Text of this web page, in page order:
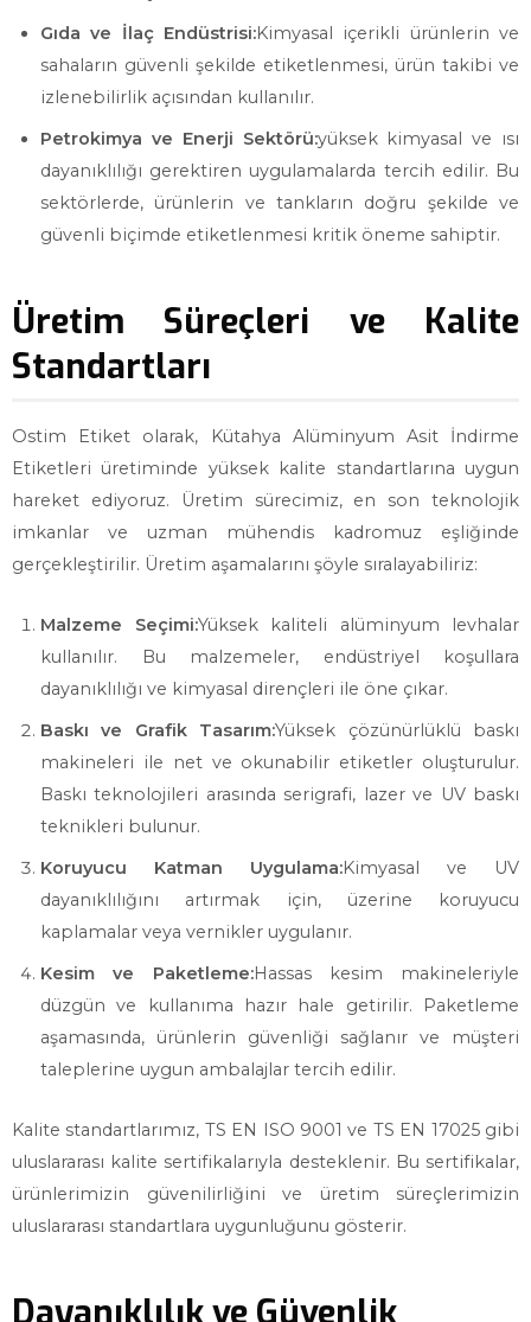
Gıda ve İlaç Endüstrisi:Kimyasal içerikli ürünlerin ve
sahaların güvenli şekilde etiketlenmesi, ürün takibi ve
izlenebilirlik açısından kullanılır.
Petrokimya ve Enerji Sektörü:yüksek kimyasal ve ısı
dayanıklılığı gerektiren uygulamalarda tercih edilir. Bu
sektörlerde, ürünlerin ve tankların doğru şekilde ve
güvenli biçimde etiketlenmesi kritik öneme sahiptir.
Üretim Süreçleri ve Kalite
Standartları
Ostim Etiket olarak, Kütahya Alüminyum Asit İndirme
Etiketleri üretiminde yüksek kalite standartlarına uygun
hareket ediyoruz. Üretim sürecimiz, en son teknolojik
imkanlar ve uzman mühendis kadromuz eşliğinde
gerçekleştirilir. Üretim aşamalarını şöyle sıralayabiliriz:
Malzeme Seçimi:Yüksek kaliteli alüminyum levhalar
kullanılır. Bu malzemeler, endüstriyel koşullara
dayanıklılığı ve kimyasal dirençleri ile öne çıkar.
Baskı ve Grafik Tasarım:Yüksek çözünürlüklü baskı
makineleri ile net ve okunabilir etiketler oluşturulur.
Baskı teknolojileri arasında serigrafi, lazer ve UV baskı
teknikleri bulunur.
Koruyucu Katman Uygulama:Kimyasal ve UV
dayanıklılığını artırmak için, üzerine koruyucu
kaplamalar veya vernikler uygulanır.
Kesim ve Paketleme:Hassas kesim makineleriyle
düzgün ve kullanıma hazır hale getirilir. Paketleme
aşamasında, ürünlerin güvenliği sağlanır ve müşteri
taleplerine uygun ambalajlar tercih edilir.
Kalite standartlarımız, TS EN ISO 9001 ve TS EN 17025 gibi
uluslararası kalite sertifikalarıyla desteklenir. Bu sertifikalar,
ürünlerimizin güvenilirliğini ve üretim süreçlerimizin
uluslararası standartlara uygunluğunu gösterir.
Dayanıklılık ve Güvenlik